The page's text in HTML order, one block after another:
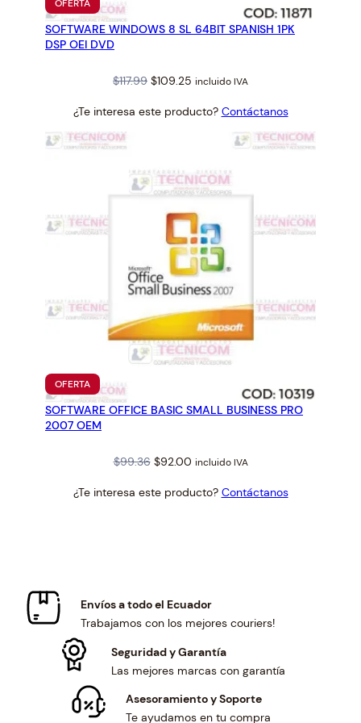
OFERTA
EN
OFERTA
SOFTWARE WINDOWS 8 SL 64BIT SPANISH 1PK
DSP OEI DVD
$117.99 Original
was:
$109.25 Current
is:
incluido IVA
¿Te interesa este producto? Contáctanos
OFERTAPRODUCTO
EN
OFERTA
SOFTWARE OFFICE BASIC SMALL BUSINESS PRO
2007 OEM
$99.36 Original
was:
$92.00Current
is:
incluido IVA
¿Te interesa este producto? Contáctanos
Envíos a todo el Ecuador
Trabajamos con los mejores couriers!
Seguridad y Garantía
Las mejores marcas con garantía
Asesoramiento y Soporte
Te ayudamos en tu compra